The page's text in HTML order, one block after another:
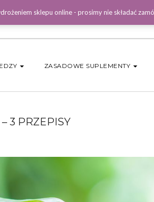
ZASADOWE SUPLEMENTY
3 PRZEPISY
sklepu online - prosimy nie składać